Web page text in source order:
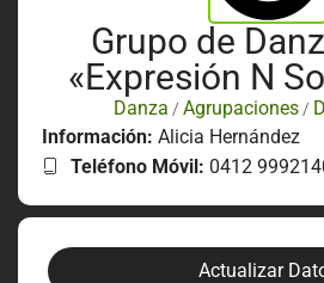
Grupo de
«Expresión N
Danza / Agrupaciones /
Información: Alicia Hernández
Teléfono Móvil: 0412
Actualizar